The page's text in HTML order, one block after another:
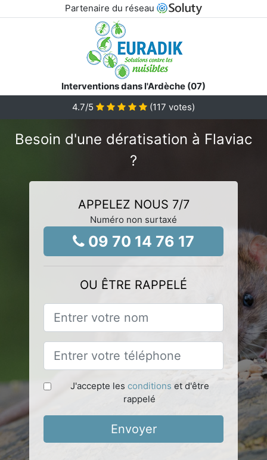
Partenaire du réseau
Interventions dans l'Ardèche (07)
4.7/5 (117 votes)
Besoin d'une dératisation à Flaviac
?
APPELEZ NOUS 7/7
Numéro non surtaxé
09 70 14 76 17
OU ÊTRE RAPPELÉ
J'accepte les conditions et d'être
rappelé
Envoyer